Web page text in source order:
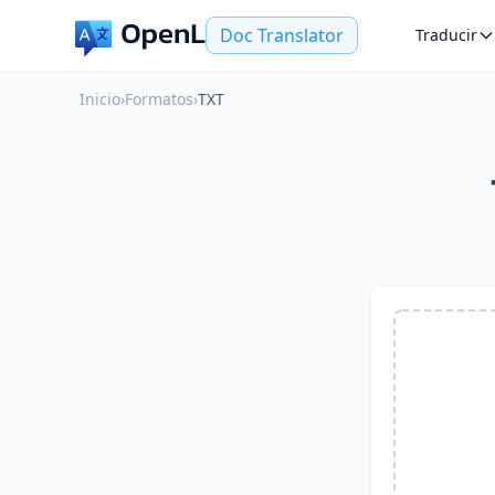
Doc Translator Traducir
Inicio›Formatos›TXT